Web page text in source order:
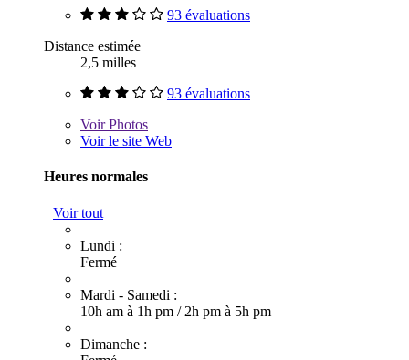
93 évaluations
Distance estimée
2,5 milles
93 évaluations
VoirPhotos
Voir le site Web
Heures normales
Voir tout
Lundi :
Fermé
Mardi - Samedi :
10h am à 1h pm / 2h pm à 5h pm
Dimanche :